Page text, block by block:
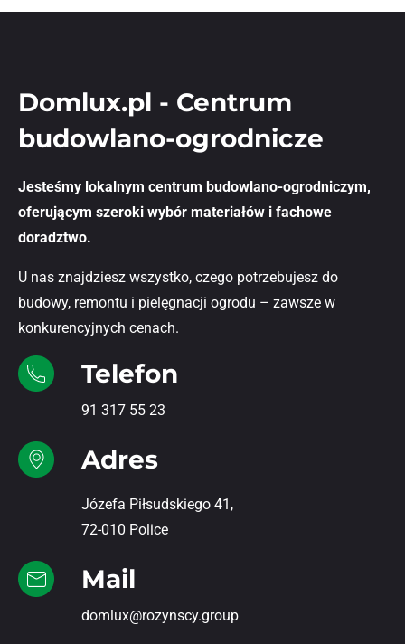
Domlux.pl - Centrum
budowlano-ogrodnicze
Jesteśmy lokalnym centrum budowlano-ogrodniczym,
oferującym szeroki wybór materiałów i fachowe
doradztwo.
U nas znajdziesz wszystko, czego potrzebujesz do
budowy, remontu i pielęgnacji ogrodu – zawsze w
konkurencyjnych cenach.
Telefon
91 317 55 23
Adres
Józefa Piłsudskiego 41,
72-010 Police
Mail
domlux@rozynscy.group